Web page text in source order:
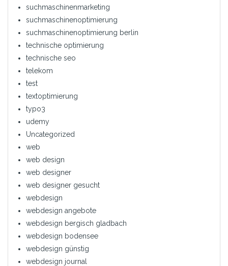
suchmaschinenmarketing
suchmaschinenoptimierung
suchmaschinenoptimierung berlin
technische optimierung
technische seo
telekom
test
textoptimierung
typo3
udemy
Uncategorized
web
web design
web designer
web designer gesucht
webdesign
webdesign angebote
webdesign bergisch gladbach
webdesign bodensee
webdesign günstig
webdesign journal